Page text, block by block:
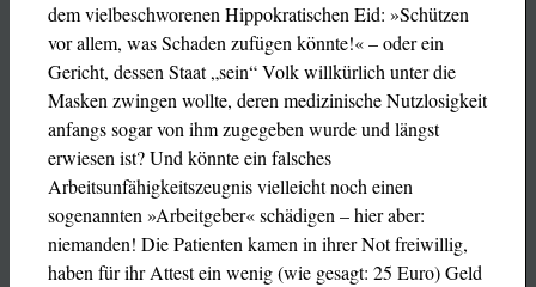
dem vielbeschworenen Hippokratischen Eid: »Schützen
vor allem, was Schaden zufügen könnte!« – oder ein
Gericht, dessen Staat „sein“ Volk willkürlich unter die
Masken zwingen wollte, deren medizinische Nutzlosigkeit
anfangs sogar von ihm zugegeben wurde und längst
erwiesen ist? Und könnte ein falsches
Arbeitsunfähigkeitszeugnis vielleicht noch einen
sogenannten »Arbeitgeber« schädigen – hier aber:
niemanden! Die Patienten kamen in ihrer Not freiwillig,
haben für ihr Attest ein wenig (wie gesagt: 25 Euro) Geld